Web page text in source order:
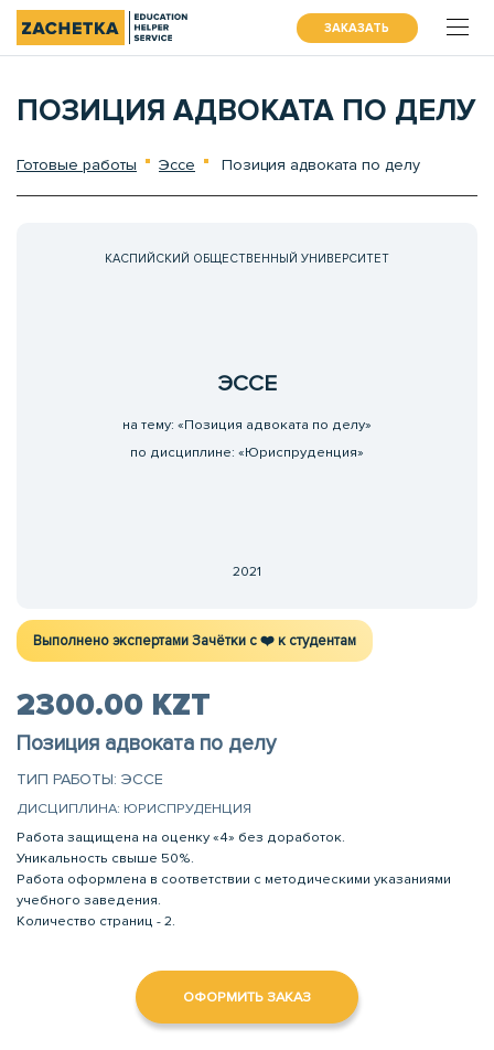
ЗАКАЗАТЬ
ПОЗИЦИЯ АДВОКАТА ПО ДЕЛУ
Готовые работы Эссе Позиция адвоката по делу
КАСПИЙСКИЙ ОБЩЕСТВЕННЫЙ УНИВЕРСИТЕТ
ЭССЕ
на тему: «Позиция адвоката по делу»
по дисциплине: «Юриспруденция»
2021
Выполнено экспертами Зачётки c ❤️ к студентам
2300.00 KZT
Позиция адвоката по делу
ТИП РАБОТЫ: ЭССЕ
ДИСЦИПЛИНА: ЮРИСПРУДЕНЦИЯ
Работа защищена на оценку «4» без доработок.
Уникальность свыше 50%.
Работа оформлена в соответствии с методическими указаниями
учебного заведения.
Количество страниц - 2.
ОФОРМИТЬ ЗАКАЗ